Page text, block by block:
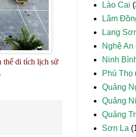
thể di tích lịch sử
Lào Cai
Lâm
Lạng
Nghệ An
Ninh
Phú Thọ
Quảng
Quảng
Quảng
Sơn La